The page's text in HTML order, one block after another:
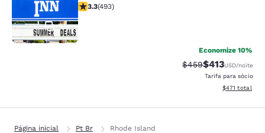
51
classificação 3.26 estrelas. Bom. 493 avaliações
3.3(493)
Economize 10%
Tarifa anterior
$459Tarifa com
$413USD/noite
Tarifa para sócio
Exibir
$471 total
Página inicial Pt Br Rhode Island